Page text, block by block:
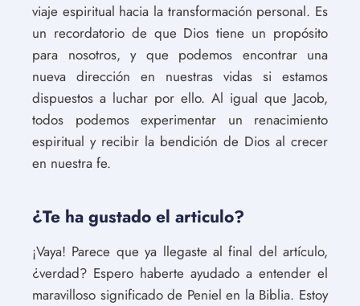
viaje espiritual hacia la transformación personal. Es
un recordatorio de que Dios tiene un propósito
para nosotros, y que podemos encontrar una
nueva dirección en nuestras vidas si estamos
dispuestos a luchar por ello. Al igual que Jacob,
todos podemos experimentar un renacimiento
espiritual y recibir la bendición de Dios al crecer
en nuestra fe.
¿Te ha gustado el articulo?
¡Vaya! Parece que ya llegaste al final del artículo,
¿verdad? Espero haberte ayudado a entender el
maravilloso significado de Peniel en la Biblia. Estoy